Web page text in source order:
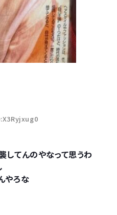
してんのやなって思うわ
やろな